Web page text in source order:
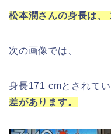
松本潤さんの身長は、
次の画像では、
身長171 cmとされて
差があります。